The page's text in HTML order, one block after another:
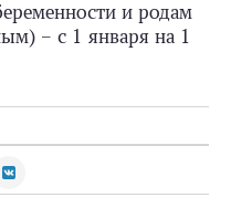
и родам
– с 1 января на 1